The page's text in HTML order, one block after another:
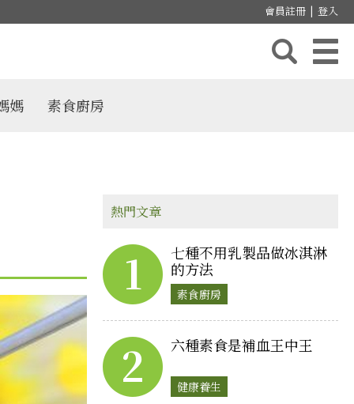
會員註冊 | 登入
媽 素食廚房
熱門文章
1
七種不用乳製品做冰淇淋
的方法
素食廚房
2 六種素食是補血王中王
健康養生